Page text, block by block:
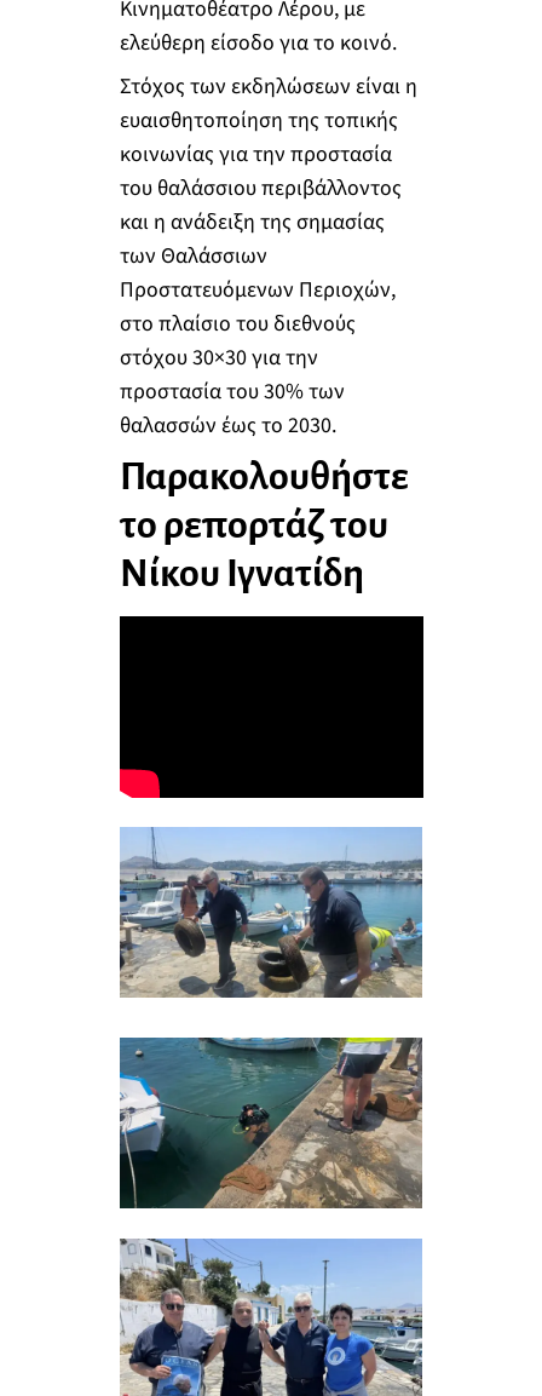
Κινηματοθέατρο Λέρου, με
ελεύθερη είσοδο για το κοινό.
Στόχος των εκδηλώσεων είναι η
ευαισθητοποίηση της τοπικής
κοινωνίας για την προστασία
του θαλάσσιου περιβάλλοντος
και η ανάδειξη της σημασίας
των Θαλάσσιων
Προστατευόμενων Περιοχών,
στο πλαίσιο του διεθνούς
στόχου 30×30 για την
προστασία του 30% των
θαλασσών έως το 2030.
Παρακολουθήστε
το ρεπορτάζ του
Νίκου Ιγνατίδη